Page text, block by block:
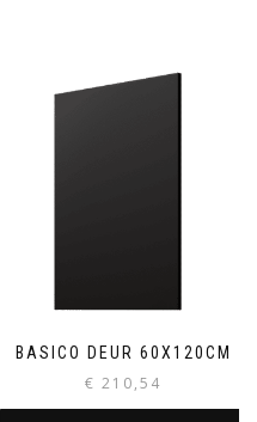
BASICO DEUR 60X120CM
€ 210,54